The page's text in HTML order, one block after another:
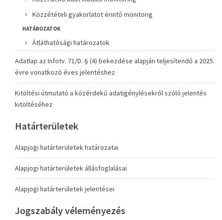
Közzétételi gyakorlatot érintő monitorig
HATÁROZATOK
Átláthatósági határozatok
Adatlap az Infotv. 71/D. § (4) bekezdése alapján teljesítendő a 2025.
évre vonatkozó éves jelentéshez
Kitöltési útmutató a közérdekű adatigénylésekről szóló jelentés
kitöltéséhez
Határterületek
Alapjogi határterületek határozatai
Alapjogi határterületek állásfoglalásai
Alapjogi határterületek jelentései
Jogszabály véleményezés